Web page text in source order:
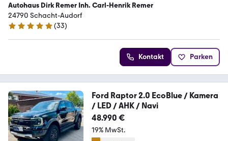
Autohaus Dirk Remer Inh. Carl-Henrik Remer
24790 Schacht-Audorf
5 Sterne
(33)
Kontakt Parken
Ford Raptor 2.0 EcoBlue / Kamera
/ LED / AHK / Navi
48.990 €
19% MwSt.